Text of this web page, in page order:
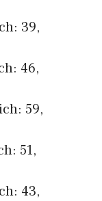
39,
46,
59,
51,
43,